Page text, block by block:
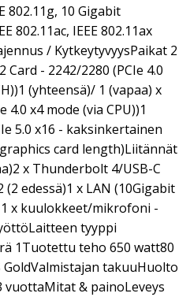
802.11g, 10 Gigabit
802.11ac, IEEE 802.11ax
/ KytkeytyvyysPaikat 2
Card - 2242/2280 (PCIe 4.0
(yhteensä)/ 1 (vapaa) x
4.0 x4 mode (via CPU))1
5.0 x16 - kaksinkertainen
card length)Liitännät
x Thunderbolt 4/USB-C
(2 edessä)1 x LAN (10Gigabit
x kuulokkeet/mikrofoni -
tyyppi
1Tuotettu teho 650 watt80
GoldValmistajan takuuHuolto
& painoLeveys